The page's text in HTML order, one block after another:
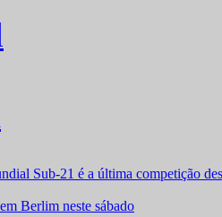
Berlim neste sábado